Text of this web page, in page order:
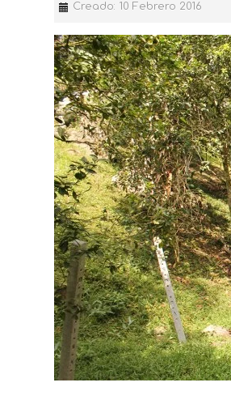
Creado: 10 Febrero 2016